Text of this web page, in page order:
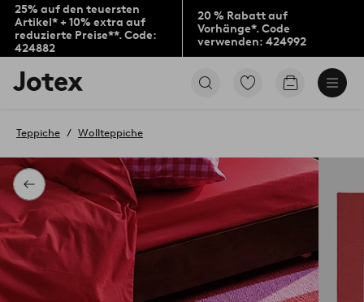
25% auf den teuersten
Artikel* + 10% extra auf
reduzierte Preise**. Code:
424882
20 % Rabatt auf
Vorhänge*. Code
verwenden: 424992
Jotex-
Logo
Startseite
Zu
Produkten
gehen
Zum
Zurück
Teppiche Wollteppiche